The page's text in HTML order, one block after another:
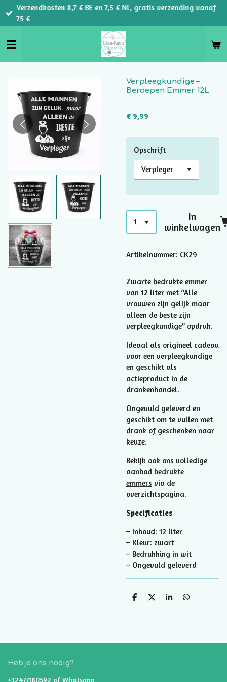
Ga
direct
de
Verzendkosten 8,7 € BE en 7,5 € Nl, gratis verzending vanaf
75 €
Verpleegkundige –
Beroepen Emmer 12L
€ 9,99
Opschrift
In
winkelwagen
Artikelnummer: CK29
Zwarte bedrukte emmer
van 12 liter met “Alle
vrouwen zijn gelijk maar
alleen de beste zijn
verpleegkundige” opdruk.
Ideaal als origineel cadeau
voor een verpleegkundige
en geschikt als
actieproduct in de
drankenhandel.
Ongevuld geleverd en
geschikt om te vullen met
drank of geschenken naar
keuze.
Bekijk ook ons volledige
aanbod bedrukte
emmers via de
overzichtspagina.
Specificaties
– Inhoud: 12 liter
– Kleur: zwart
– Bedrukking in wit
– Ongevuld geleverd
D
D
S
D
Heb je ons nodig? :
+32477180592 of Whatsapp